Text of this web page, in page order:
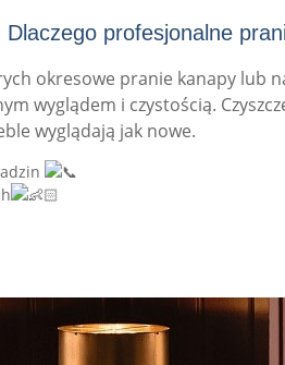
Dlaczego profesjonalne
okresowe pranie kanapy lub
wyglądem i czystością.
wyglądają jak nowe.